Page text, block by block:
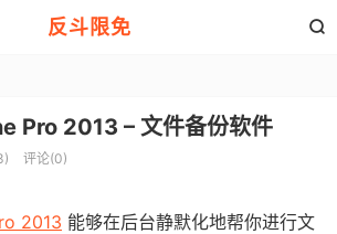
反斗限免 
Pro 2013 – 文件备份软件
评论(0)
2013 能够在后台静默化地帮你进行文